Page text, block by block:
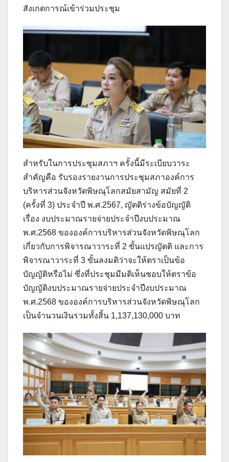
สังเกตการณ์เข้าร่วมประชุม
สำหรับในการประชุมสภาฯ ครั้งนี้มีระเบียบวาระ
สำคัญคือ รับรองรายงานการประชุมสภาองค์การ
บริหารส่วนจังหวัดพิษณุโลกสมัยสามัญ สมัยที่ 2
(ครั้งที่ 3) ประจำปี พ.ศ.2567, ญัตติร่างข้อบัญญัติ
เรื่อง งบประมาณรายจ่ายประจำปีงบประมาณ
พ.ศ.2568 ขององค์การบริหารส่วนจังหวัดพิษณุโลก
เกี่ยวกับการพิจารณาวาระที่ 2 ขั้นแปรญัตติ และการ
พิจารณาวาระที่ 3 ขั้นลงมติว่าจะให้ตราเป็นข้อ
บัญญัติหรือไม่ ซึ่งที่ประชุมมีมติเห็นชอบให้ตราข้อ
บัญญัติงบประมาณรายจ่ายประจำปีงบประมาณ
พ.ศ.2568 ขององค์การบริหารส่วนจังหวัดพิษณุโลก
เป็นจำนวนเงินรวมทั้งสิ้น 1,137,130,000 บาท